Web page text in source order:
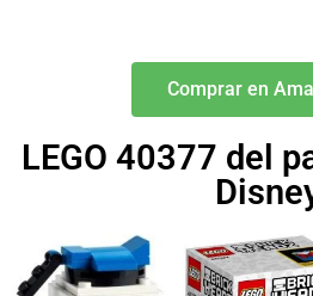
Comprar en
LEGO 40377 del